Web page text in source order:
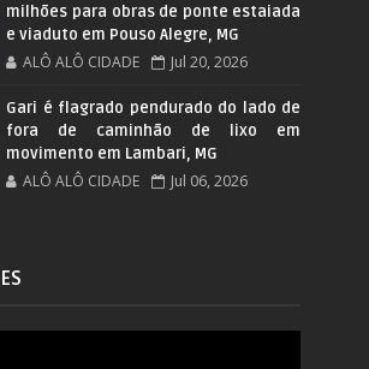
milhões para obras de ponte estaiada
e viaduto em Pouso Alegre, MG
ALÔ ALÔ CIDADE Jul 20, 2026
Gari é flagrado pendurado do lado de
fora de caminhão de lixo em
movimento em Lambari, MG
ALÔ ALÔ CIDADE Jul 06, 2026